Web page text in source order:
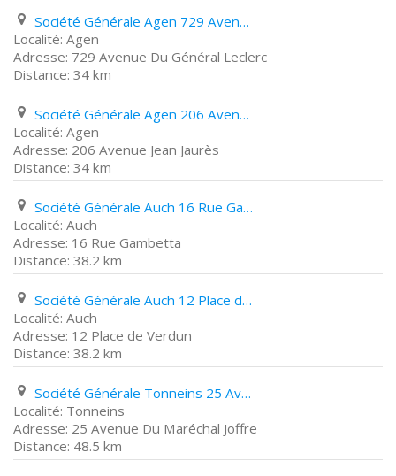
Société Générale Agen 729 Avenue Du Général Leclerc
Agen
729 Avenue Du Général Leclerc
34 km
Société Générale Agen 206 Avenue Jean Jaurès
Agen
206 Avenue Jean Jaurès
34 km
Société Générale Auch 16 Rue Gambetta
Auch
16 Rue Gambetta
38.2 km
Société Générale Auch 12 Place de Verdun
Auch
12 Place de Verdun
38.2 km
Société Générale Tonneins 25 Avenue Du Maréchal Joffre
Tonneins
25 Avenue Du Maréchal Joffre
48.5 km